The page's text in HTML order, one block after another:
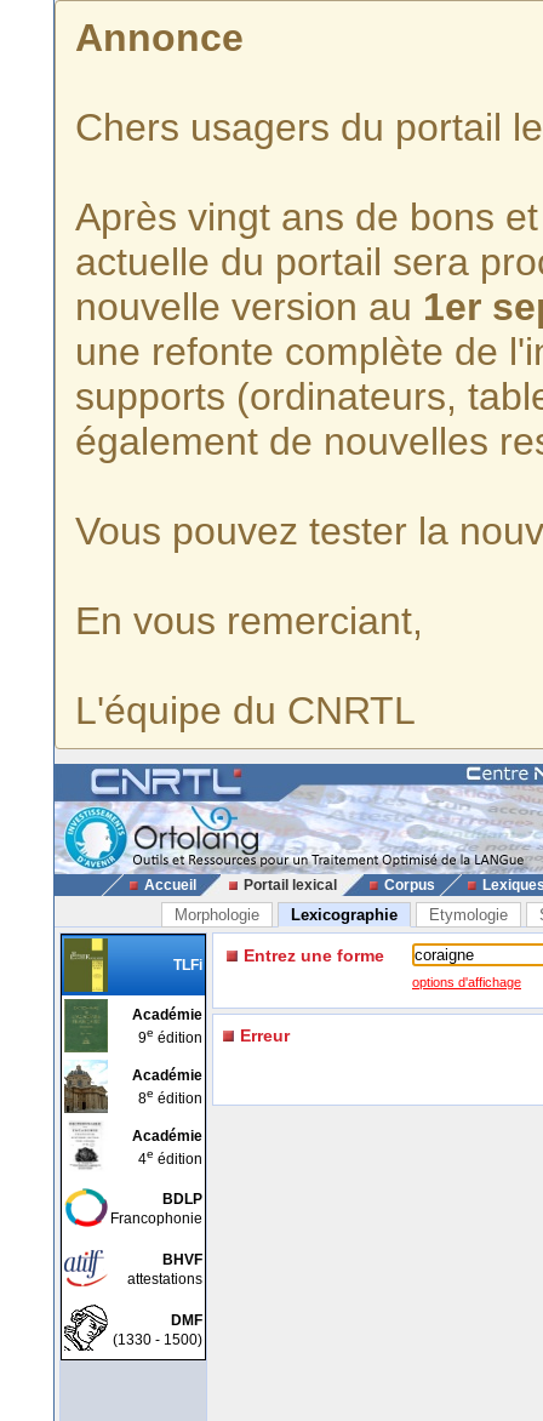
Annonce
Chers usagers du portail
Après vingt ans de bons
actuelle du portail sera
nouvelle version au 1er
une refonte complète de
supports (ordinateurs,
également de nouvelles
Vous pouvez tester la
En vous remerciant,
L'équipe du CNRTL
Accueil Portail lexical Corpus
Morphologie Lexicographie Etymologie
TLFi
Académie
9e édition
Académie
8e édition
Académie
4e édition
BDLP
Francophonie
BHVF
attestations
DMF
(1330 - 1500)
Entrez une forme
options d'affichage
Erreur